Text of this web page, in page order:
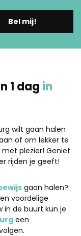
Bel mij!
1 dag in
wilt gaan halen
of om lekker te
plezier! Geniet
rijden je geeft!
gaan halen?
voordelige
in de buurt kun je
een